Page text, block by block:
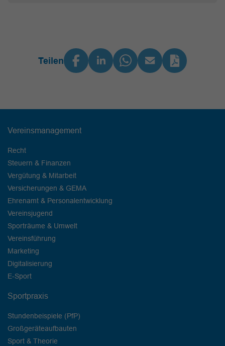
Teilen
Vereinsmanagement
Recht
Steuern & Finanzen
Vergütung & Mitarbeit
Versicherungen & GEMA
Ehrenamt & Personalentwicklung
Vereinsjugend
Sporträume & Umwelt
Vereinsführung
Marketing
Digitalisierung
E-Sport
Sportpraxis
Stundenbeispiele (PfP)
Großgeräteaufbauten
Sport & Theorie